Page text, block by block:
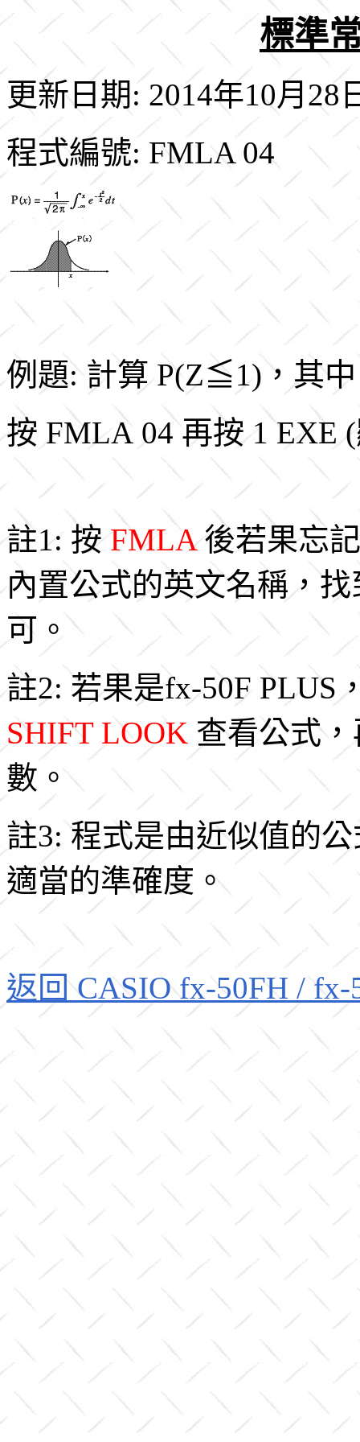
標準
更新日期: 2014年10月28
程式編號: FMLA 04
例題: 計算 P(Z≦1)，其
按 FMLA 04 再按 1 EXE
註1: 按FMLA後若果忘
內置公式的英文名稱，
可。
註2: 若果是fx-50F PLUS
SHIFT LOOK 查看公式
數。
註3: 程式是由近似值的
適當的準確度。
返回 CASIO fx-50FH / fx-